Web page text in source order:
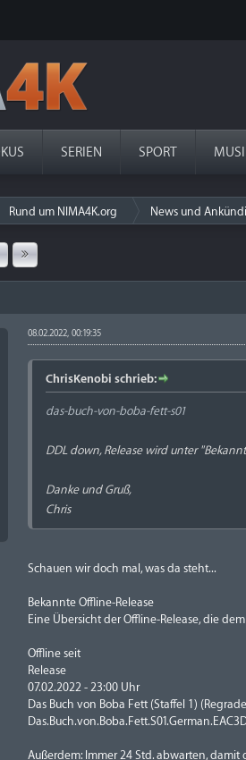
SERIEN SPORT
Rund um NIMA4K.org News und
08.02.2022, 00:19:35
ChrisKenobi schrieb:
das-buch-von-boba-fett-s01
DDL down, Release wird unter
Danke und Gruß,
Chris
Schauen wir doch mal, was da steht...
Bekannte Offline-Release
Eine Übersicht der Offline-Release, die
Offline seit
Release
07.02.2022 - 23:00 Uhr
Das Buch von Boba Fett (Staffel 1)
Außerdem: Immer 24 Std. abwarten, damit